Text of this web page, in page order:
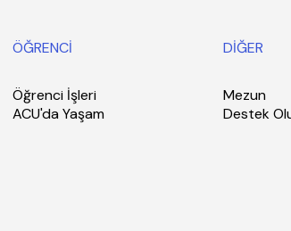
ÖĞRENCİ
Öğrenci İşleri
ACU'da Yaşam
DİĞER
Mezun
Destek